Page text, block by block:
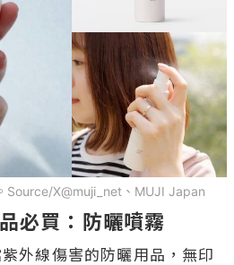
Source/X@muji_net、MUJI Japan
必買：防曬噴霧
外線傷害的防曬用品，無印